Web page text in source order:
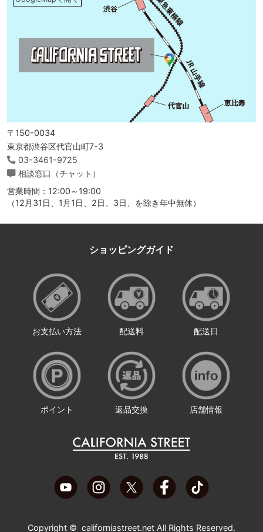
〒150-0034
東京都渋谷区代官山町7-3
03-3461-9725
相談窓口（チャット）
営業時間：12:00～19:00
（12月31日、1月1日、2日、3日、を除き年中無休）
ショッピングガイド
お支払い方法 配送料 配送日
ポイント 返品交換 店舗情報
Copyright © californiastreet.net All Rights Reserved.